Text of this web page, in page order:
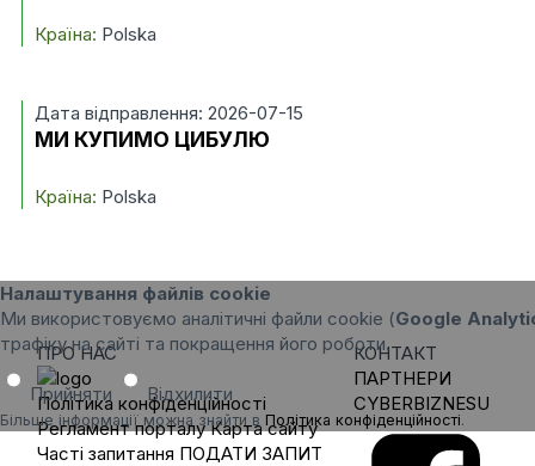
Країна: Polska
Дата відправлення: 2026-07-15
МИ КУПИМО ЦИБУЛЮ
Країна: Polska
Налаштування файлів cookie
Ми використовуємо аналітичні файли cookie (Google
трафіку на сайті та покращення його роботи.
Прийняти Відхилити
Більше інформації можна знайти в Політика конфіденційності.
ПРО НАС
Політика конфіденційності
Регламент порталу Карта сайту
Часті запитання ПОДАТИ ЗАПИТ
КОНТАКТ
ПАРТНЕРИ
CYBERBIZNESU